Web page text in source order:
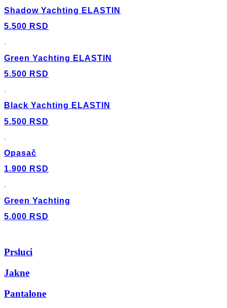
Shadow Yachting ELASTIN
5.500 RSD
Green Yachting ELASTIN
5.500 RSD
Black Yachting ELASTIN
5.500 RSD
Opasač
1.900 RSD
Green Yachting
5.000 RSD
Prsluci
Jakne
Pantalone